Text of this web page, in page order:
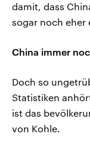
damit, dass
sogar noch eher
China immer
Doch so
Statistiken
ist das
von Kohle.